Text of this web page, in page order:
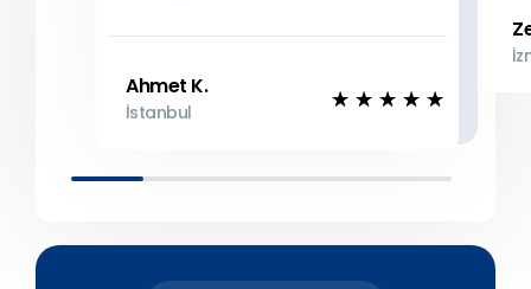
Ahmet K.
İstanbul ★
☆ ★
☆ ★
☆ ★
☆ ★
☆